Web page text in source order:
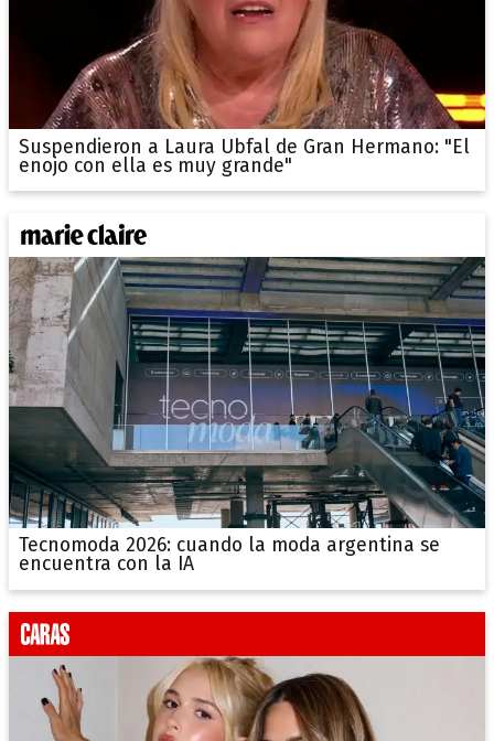
Suspendieron a Laura Ubfal de Gran Hermano: "El
enojo con ella es muy grande"
Tecnomoda 2026: cuando la moda argentina se
encuentra con la IA